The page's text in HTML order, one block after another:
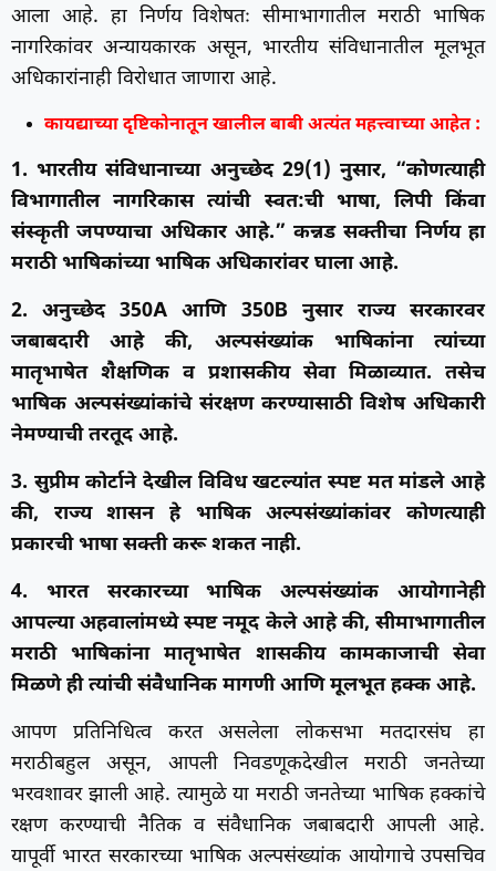
आला आहे. हा निर्णय विशेषतः सीमाभागातील मराठी भाषिक
नागरिकांवर अन्यायकारक असून, भारतीय संविधानातील मूलभूत
अधिकारांनाही विरोधात जाणारा आहे.
कायद्याच्या दृष्टिकोनातून खालील बाबी अत्यंत महत्त्वाच्या आहेत :
1. भारतीय संविधानाच्या अनुच्छेद 29(1) नुसार, “कोणत्याही
विभागातील नागरिकास त्यांची स्वत:ची भाषा, लिपी किंवा
संस्कृती जपण्याचा अधिकार आहे.” कन्नड सक्तीचा निर्णय हा
मराठी भाषिकांच्या भाषिक अधिकारांवर घाला आहे.
2. अनुच्छेद 350A आणि 350B नुसार राज्य सरकारवर
जबाबदारी आहे की, अल्पसंख्यांक भाषिकांना त्यांच्या
मातृभाषेत शैक्षणिक व प्रशासकीय सेवा मिळाव्यात. तसेच
भाषिक अल्पसंख्यांकांचे संरक्षण करण्यासाठी विशेष अधिकारी
नेमण्याची तरतूद आहे.
3. सुप्रीम कोर्टाने देखील विविध खटल्यांत स्पष्ट मत मांडले आहे
की, राज्य शासन हे भाषिक अल्पसंख्यांकांवर कोणत्याही
प्रकारची भाषा सक्ती करू शकत नाही.
4. भारत सरकारच्या भाषिक अल्पसंख्यांक आयोगानेही
आपल्या अहवालांमध्ये स्पष्ट नमूद केले आहे की, सीमाभागातील
मराठी भाषिकांना मातृभाषेत शासकीय कामकाजाची सेवा
मिळणे ही त्यांची संवैधानिक मागणी आणि मूलभूत हक्क आहे.
आपण प्रतिनिधित्व करत असलेला लोकसभा मतदारसंघ हा
मराठीबहुल असून, आपली निवडणूकदेखील मराठी जनतेच्या
भरवशावर झाली आहे. त्यामुळे या मराठी जनतेच्या भाषिक हक्कांचे
रक्षण करण्याची नैतिक व संवैधानिक जबाबदारी आपली आहे.
यापूर्वी भारत सरकारच्या भाषिक अल्पसंख्यांक आयोगाचे उपसचिव